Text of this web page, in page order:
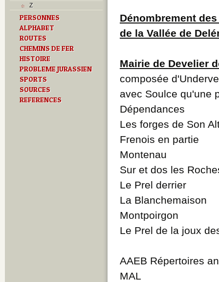
Z
PERSONNES
ALPHABET
ROUTES
CHEMINS DE FER
HISTOIRE
PROBLEME JURASSIEN
SPORTS
SOURCES
REFERENCES
Dénombrement
de la Vallée de
Mairie de Develier
composée
avec Soulce qu'une
Dépendances
Les forges de Son
Frenois en partie
Montenau
Sur et dos les
Le Prel derrier
La Blanchemaison
Montpoirgon
Le Prel de la joux
AAEB Répertoires
MAL